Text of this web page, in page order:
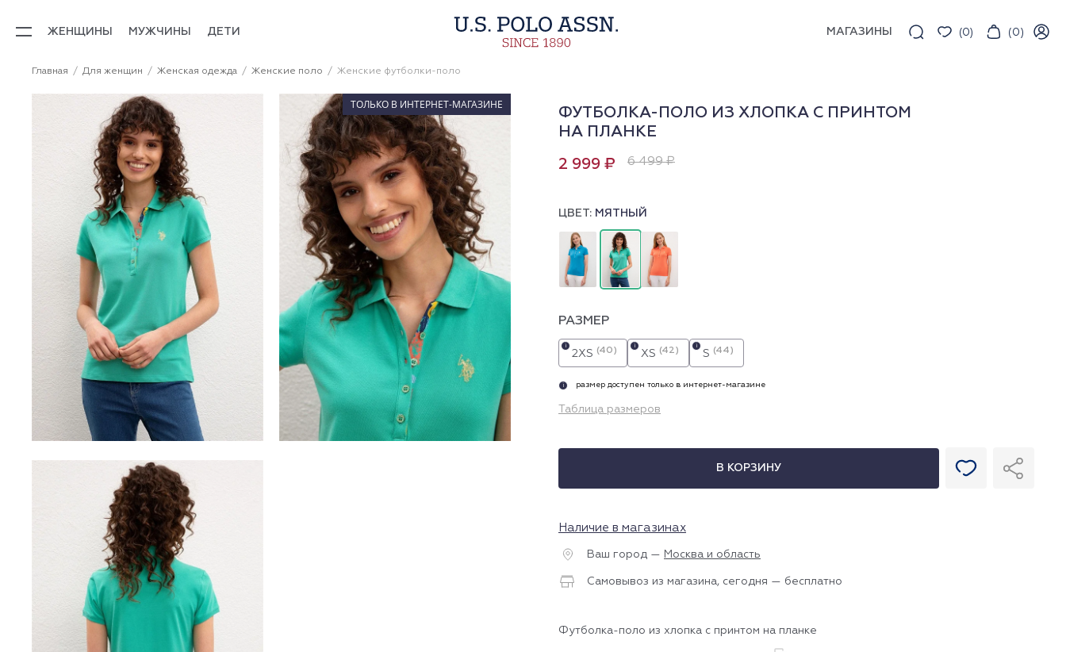
ЖЕНЩИНЫ МУЖЧИНЫ ДЕТИ МАГАЗИНЫ (0) (0)
Главная Для женщин Женская одежда Женские поло Женские футболки-поло
ТОЛЬКО В ИНТЕРНЕТ-МАГАЗИНЕ
ФУТБОЛКА-ПОЛО ИЗ ХЛОПКА С ПРИНТОМ
НА ПЛАНКЕ
2 999 ₽ 6 499 ₽
ЦВЕТ: МЯТНЫЙ
РАЗМЕР
2XS (40)
i
XS (42)
i
S (44)
i
i размер доступен только в интернет-магазине
Таблица размеров
В КОРЗИНУ
Наличие в магазинах
Ваш город — Москва и область
Самовывоз из магазина, сегодня — бесплатно
Футболка-поло из хлопка с принтом на планке